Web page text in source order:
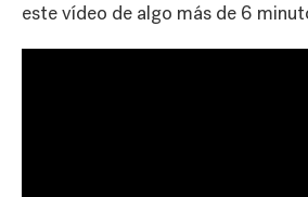
este vídeo de algo más de 6